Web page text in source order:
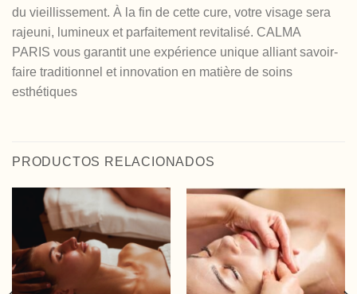
du vieillissement. À la fin de cette cure, votre visage sera
rajeuni, lumineux et parfaitement revitalisé. CALMA
PARIS vous garantit une expérience unique alliant savoir-
faire traditionnel et innovation en matière de soins
esthétiques
PRODUCTOS RELACIONADOS